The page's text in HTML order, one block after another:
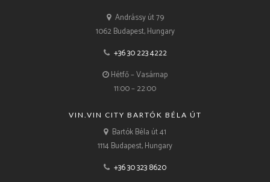
Andrássy út 79
1062 Budapest, Hungary
+36 30 223 4222
Hétfő – Vasárnap
11:00 – 22:00
VIN.VIN CITY BARTÓK BÉLA ÚT
Bartók Béla út 41
1114 Budapest, Hungary
+36 30 323 8620